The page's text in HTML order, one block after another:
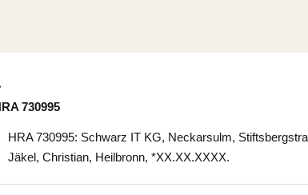
730995
HRA 730995: Schwarz IT KG, Neckarsulm,
Jäkel, Christian, Heilbronn, *XX.XX.XXXX.